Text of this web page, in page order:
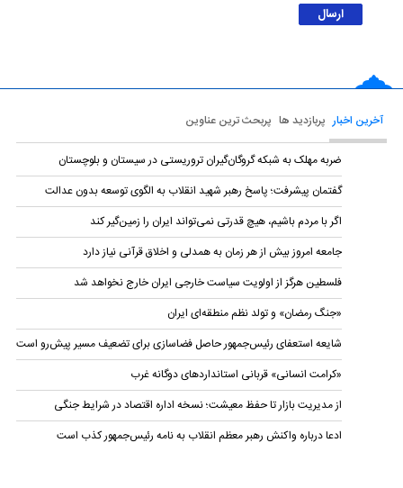
آخرین اخبار پربازدید ها پربحث ترین عناوین
ضربه مهلک به شبکه گروگان‌گیران تروریستی در سیستان و بلوچستان
گفتمان پیشرفت؛ پاسخ رهبر شهید انقلاب به الگوی توسعه بدون عدالت
اگر با مردم باشیم، هیچ قدرتی نمی‌تواند ایران را زمین‌گیر کند
جامعه امروز بیش از هر زمان به همدلی و اخلاق قرآنی نیاز دارد
فلسطین هرگز از اولویت سیاست خارجی ایران خارج نخواهد شد
«جنگ رمضان» و تولد نظم منطقه‌ای ایران
شایعه استعفای رئیس‌جمهور حاصل فضاسازی برای تضعیف مسیر پیش‌رو است
«کرامت انسانی» قربانی استاندارد‌های دوگانه غرب
از مدیریت بازار تا حفظ معیشت؛ نسخه اداره اقتصاد در شرایط جنگی
ادعا درباره واکنش رهبر معظم انقلاب به نامه رئیس‌جمهور کذب است